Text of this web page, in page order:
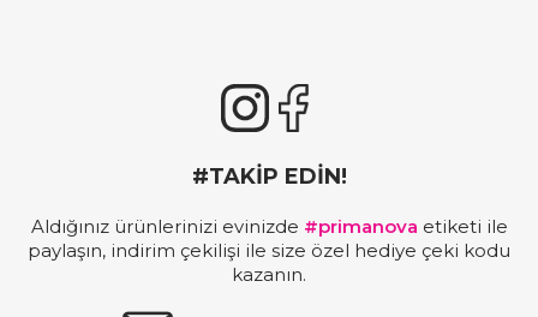
#TAKİP EDİN!
Aldığınız ürünlerinizi evinizde #primanova etiketi ile
paylaşın, indirim çekilişi ile size özel hediye çeki kodu
kazanın.